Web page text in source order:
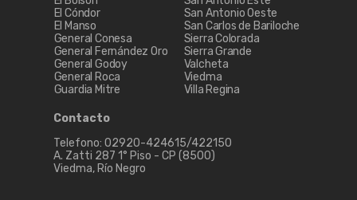
El Cóndor
El Manso
General Conesa
General Fernández Oro
General Godoy
General Roca
Guardia Mitre
San Antonio Oeste
San Carlos de Bariloche
Sierra Colorada
Sierra Grande
Valcheta
Viedma
Villa Regina
Contacto
Telefono: 02920-424615/422150
A. Zatti 287 1° Piso - CP (8500)
Viedma, Río Negro